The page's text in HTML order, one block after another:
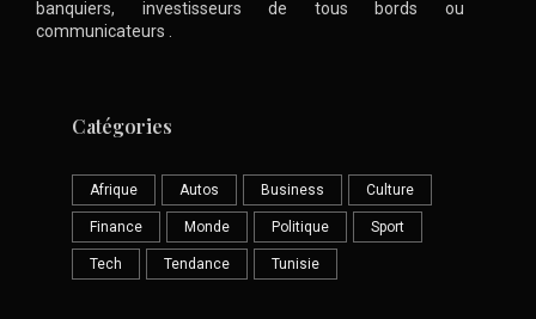
banquiers, investisseurs de tous bords ou
communicateurs .
Catégories
Afrique Autos Business Culture
Finance Monde Politique Sport
Tech Tendance Tunisie